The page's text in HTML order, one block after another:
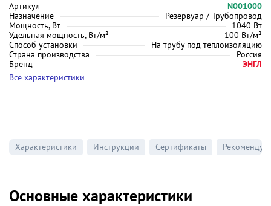
Артикул
N001000
Назначение
Резервуар / Трубопровод
Мощность, Вт
1040 Вт
Удельная мощность, Вт/м²
100 Вт/м²
Способ установки
На трубу под теплоизоляцию
Страна производства
Россия
Бренд
ЭНГЛ
Все характеристики
Характеристики Инструкции Сертификаты
Основные характеристики